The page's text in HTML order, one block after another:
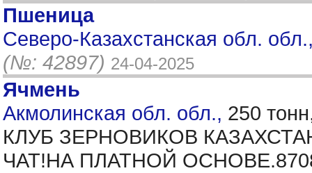
Пшеница
Северо-Казахстанская обл.
(№: 42897) 24-04-2025
Ячмень
Акмолинская обл. обл., 250
КЛУБ ЗЕРНОВИКОВ
ЧАТ!НА ПЛАТНОЙ